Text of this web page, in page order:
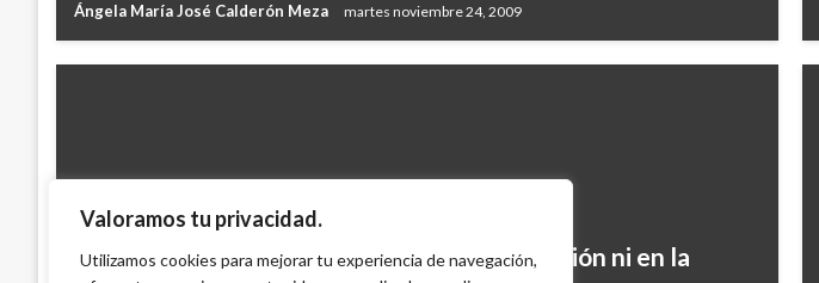
Valoramos tu privacidad.
Utilizamos cookies para mejorar tu experiencia de navegación,
Ángela María José Calderón Meza martes noviembre 24, 2009
POLÍTICA
MIRA asegura que no participara en la coalición ni en la